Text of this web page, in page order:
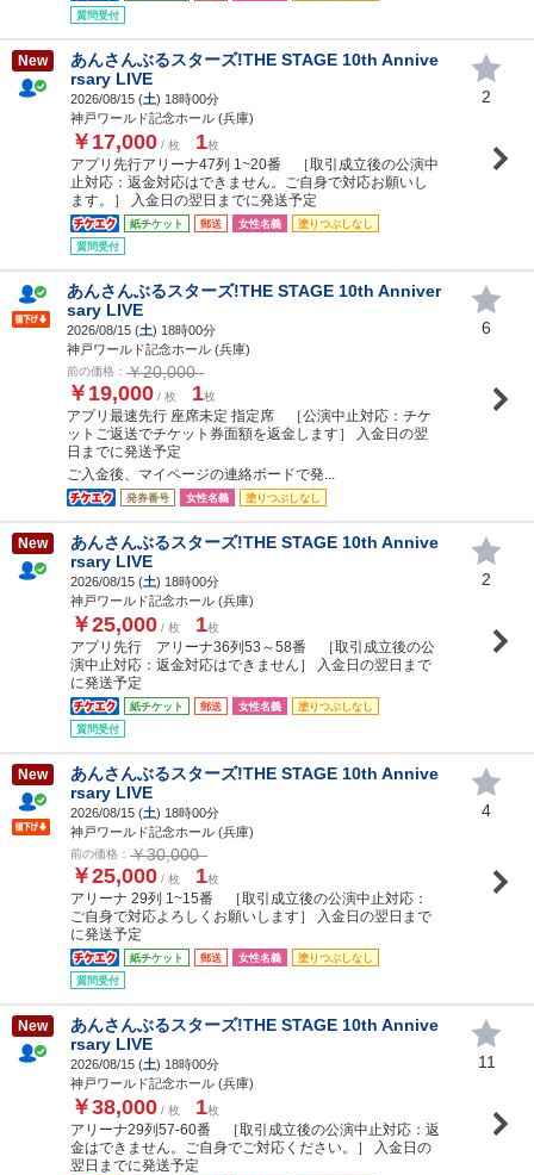
質問受付
New
あんさんぶるスターズ!THE STAGE 10th Annive
rsary LIVE
2026/08/15 (土) 18時00分
神戸ワールド記念ホール (兵庫)
￥17,000 / 枚 1枚
アプリ先行アリーナ47列 1~20番 ［取引成立後の公演中
止対応：返金対応はできません。ご自身で対応お願いし
ます。］ 入金日の翌日までに発送予定
紙チケット 郵送 女性名義
塗りつぶしなし
質問受付
2
あんさんぶるスターズ!THE STAGE 10th Anniver
sary LIVE
2026/08/15 (土) 18時00分
神戸ワールド記念ホール (兵庫)
前の価格： ￥20,000
￥19,000 / 枚 1枚
アプリ最速先行 座席未定 指定席 ［公演中止対応：チケ
ットご返送でチケット券面額を返金します］ 入金日の翌
日までに発送予定
ご入金後、マイページの連絡ボードで発...
発券番号 女性名義 塗りつぶしなし
6
New
あんさんぶるスターズ!THE STAGE 10th Annive
rsary LIVE
2026/08/15 (土) 18時00分
神戸ワールド記念ホール (兵庫)
￥25,000 / 枚 1枚
アプリ先行 アリーナ36列53～58番 ［取引成立後の公
演中止対応：返金対応はできません］ 入金日の翌日まで
に発送予定
紙チケット 郵送 女性名義
塗りつぶしなし
質問受付
2
New
あんさんぶるスターズ!THE STAGE 10th Annive
rsary LIVE
2026/08/15 (土) 18時00分
神戸ワールド記念ホール (兵庫)
前の価格： ￥30,000
￥25,000 / 枚 1枚
アリーナ 29列 1~15番 ［取引成立後の公演中止対応：
ご自身で対応よろしくお願いします］ 入金日の翌日まで
に発送予定
紙チケット 郵送 女性名義
塗りつぶしなし
質問受付
4
New
あんさんぶるスターズ!THE STAGE 10th Annive
rsary LIVE
2026/08/15 (土) 18時00分
神戸ワールド記念ホール (兵庫)
￥38,000 / 枚 1枚
アリーナ29列57-60番 ［取引成立後の公演中止対応：返
金はできません。ご自身でご対応ください。］ 入金日の
翌日までに発送予定
11